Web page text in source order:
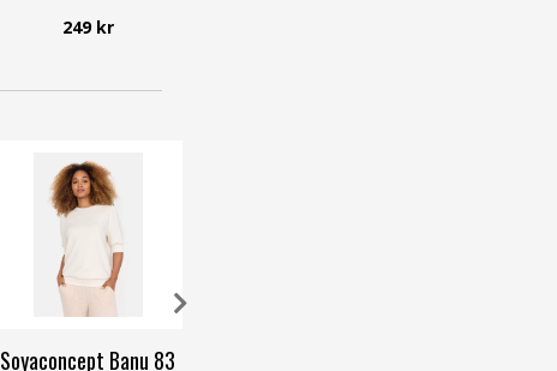
249 kr
Soyaconcept Banu 83